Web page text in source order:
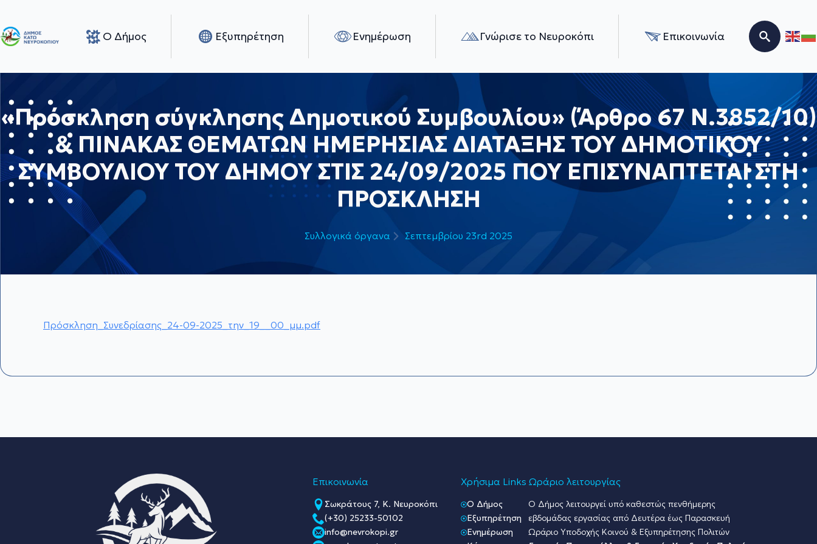
Ο Δήμος Εξυπηρέτηση Ενημέρωση Γνώρισε το Νευροκόπι
Επικοινωνία
Search for:
«Πρόσκληση σύγκλησης Δημοτικού Συμβουλίου» (Άρθρο 67 Ν.3852/10)
& ΠΙΝΑΚΑΣ ΘΕΜΑΤΩΝ ΗΜΕΡΗΣΙΑΣ ΔΙΑΤΑΞΗΣ ΤΟΥ ΔΗΜΟΤΙΚΟΥ
ΣΥΜΒΟΥΛΙΟΥ ΤΟΥ ΔΗΜΟΥ ΣΤΙΣ 24/09/2025 ΠΟΥ ΕΠΙΣΥΝΑΠΤΕΤΑΙ ΣΤΗ
ΠΡΟΣΚΛΗΣΗ
Συλλογικά όργανα Σεπτεμβρίου 23rd 2025
Πρόσκληση_Συνεδρίασης_24-09-2025_την_19__00_μμ.pdf
Επικοινωνία
Σωκράτους 7, Κ. Νευροκόπι
(+30) 25233-50102
info@nevrokopi.gr
Χρήσιμα Links
O Δήμος
Εξυπηρέτηση
Ενημέρωση
Ωράριο λειτουργίας
Ο Δήμος λειτουργεί υπό καθεστώς πενθήμερης
εβδομάδας εργασίας από Δευτέρα έως Παρασκευή
Ωράριο Υποδοχής Κοινού & Εξυπηρέτησης Πολιτών